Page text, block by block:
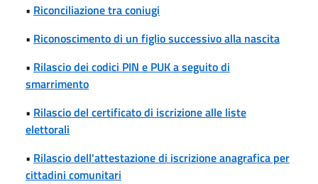
• Riconciliazione tra coniugi
• Riconoscimento di un figlio successivo alla nascita
• Rilascio dei codici PIN e PUK a seguito di
smarrimento
• Rilascio del certificato di iscrizione alle liste
elettorali
• Rilascio dell'attestazione di iscrizione anagrafica per
cittadini comunitari